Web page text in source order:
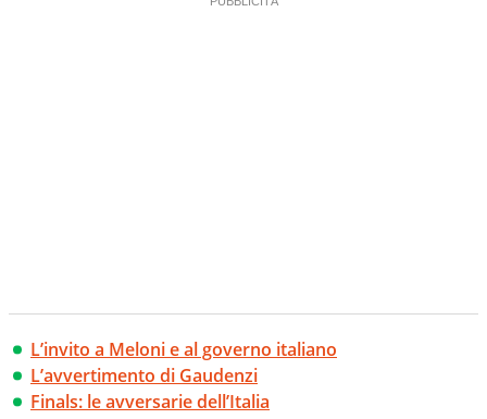
L’invito a Meloni e al governo italiano
L’avvertimento di Gaudenzi
Finals: le avversarie dell’Italia